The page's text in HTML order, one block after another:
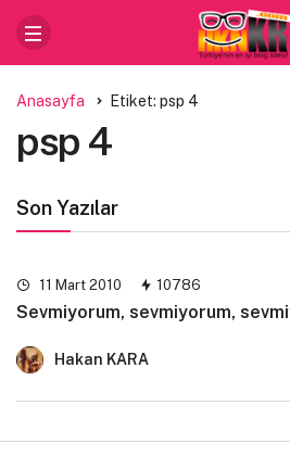
Anasayfa Etiket: psp 4
psp 4
Son Yazılar
11 Mart 2010 10786
Sevmiyorum, sevmiyorum,
Hakan KARA